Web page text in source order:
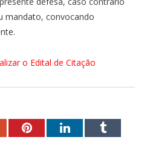
mandato, convocando
o Edital de Citação
PinterestLinkedInTumblr